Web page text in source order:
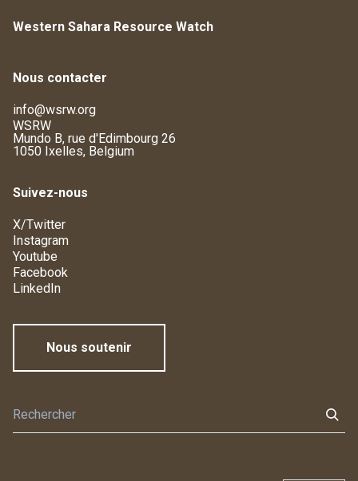
Western Sahara Resource Watch
Nous contacter
info@wsrw.org
WSRW
Mundo B, rue d'Edimbourg 26
1050 Ixelles, Belgium
Suivez-nous
X/Twitter
Instagram
Youtube
Facebook
LinkedIn
Nous soutenir